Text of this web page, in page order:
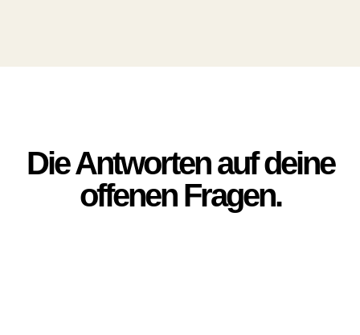
Die Antworten auf deine
offenen Fragen.